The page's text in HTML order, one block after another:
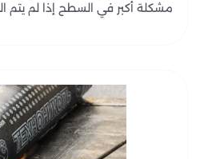
مشكلة أكبر في السطح إذا لم يتم